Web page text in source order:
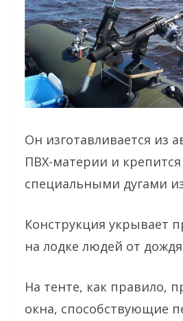
Он изготавливается из
ПВХ-материи и крепится
специальными дугами
Конструкция укрывает
на лодке людей от
На тенте, как правило,
окна, способствующие